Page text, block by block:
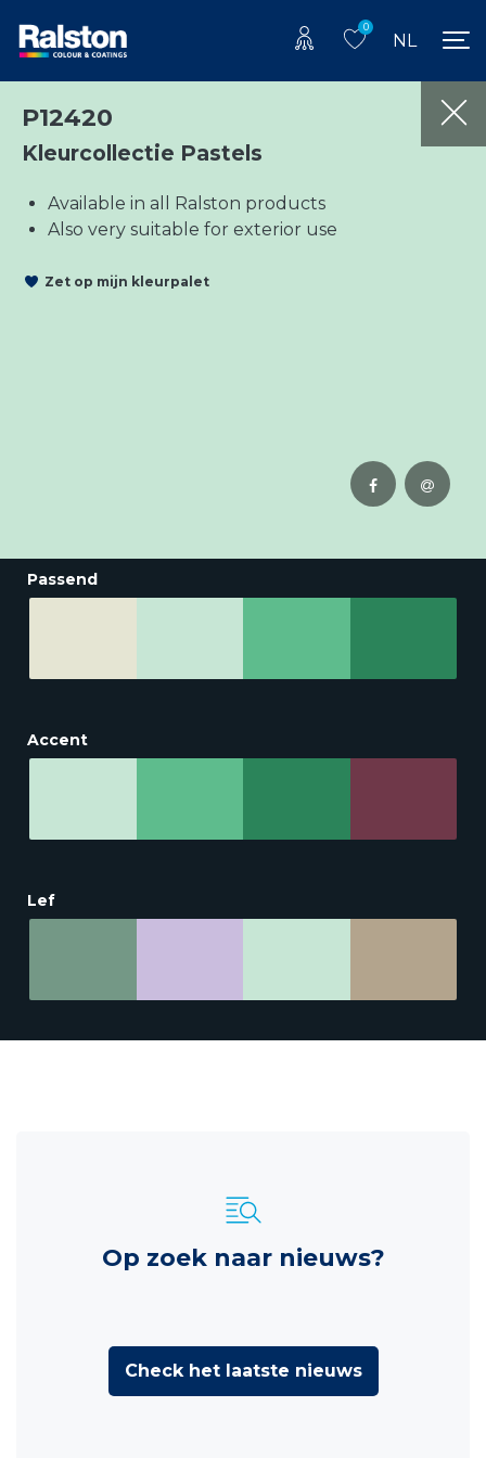
0
NL
P12420
Kleurcollectie Pastels
Available in all Ralston products
Also very suitable for exterior use
Zet op mijn kleurpalet
Passend
Accent
Lef
Op zoek naar nieuws?
Check het laatste nieuws